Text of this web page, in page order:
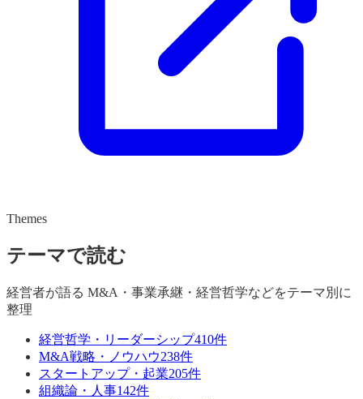
Themes
テーマで読む
経営者が語る M&A・事業承継・経営哲学などをテーマ別に
整理
経営哲学・リーダーシップ410件
M&A戦略・ノウハウ238件
スタートアップ・起業205件
組織論・人事142件